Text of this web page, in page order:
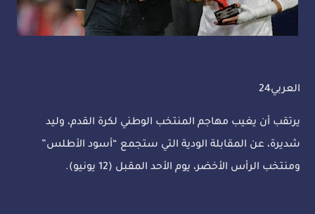
العربي24
يرتقب أن يغيب مهاجم المنتخب الوطني لكرة القدم، وليد
شديرة، عن المقابلة الودية التي ستجمع “أسود الأطلس”
ومنتخب الرأس الأخضر، يوم الأحد المقبل (12 يونيو).